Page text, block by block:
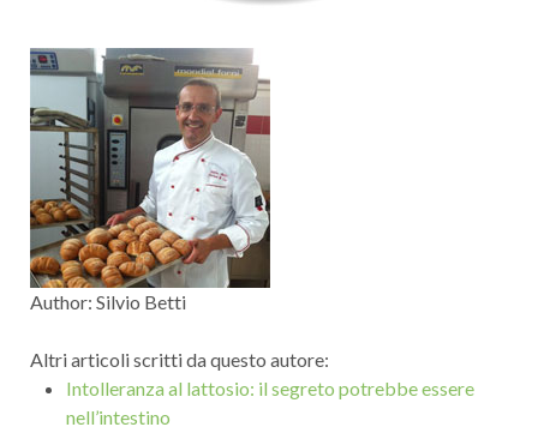
Author: Silvio Betti
Altri articoli scritti da questo autore:
Intolleranza al lattosio: il segreto potrebbe essere
nell’intestino